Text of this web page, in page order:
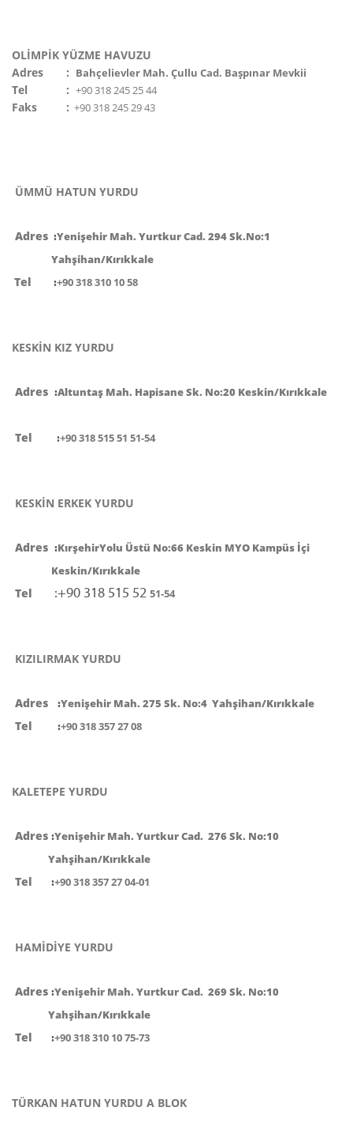
OLİMPİK YÜZME HAVUZU
Adres
: Bahçelievler Mah. Çullu Cad. Başpınar Mevkii
Tel : +90 318 245 25 44
Faks : +90 318 245 29 43
ÜMMÜ HATUN YURDU
Adres :Yenişehir Mah. Yurtkur Cad. 294 Sk.No:1
Yahşihan/Kırıkkale
Tel :+90 318 310 10 58
KESKİN KIZ YURDU
Adres :Altuntaş Mah. Hapisane Sk. No:20 Keskin/Kırıkkale
Tel :+90 318 515 51 51-54
KESKİN ERKEK YURDU
Adres :KırşehirYolu Üstü No:66 Keskin MYO Kampüs İçi
Keskin/Kırıkkale
Tel :+90 318 515 52 51-54
KIZILIRMAK YURDU
Adres :Yenişehir Mah. 275 Sk. No:4 Yahşihan/Kırıkkale
Tel :+90 318 357 27 08
KALETEPE YURDU
Adres :Yenişehir Mah. Yurtkur Cad. 276 Sk. No:10
Yahşihan/Kırıkkale
Tel :+90 318 357 27 04-01
HAMİDİYE YURDU
Adres :Yenişehir Mah. Yurtkur Cad. 269 Sk. No:10
Yahşihan/Kırıkkale
Tel :+90 318 310 10 75-73
TÜRKAN HATUN YURDU A BLOK